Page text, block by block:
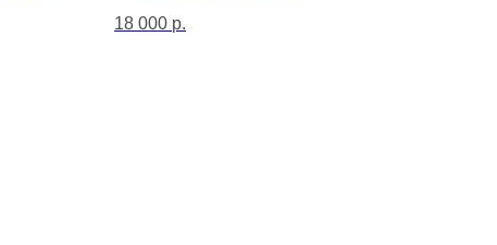
Лодыгина, 15
18 000 р.